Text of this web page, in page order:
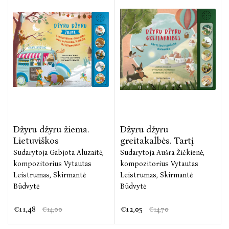
Džyru džyru žiema.
Lietuviškos
Sudarytoja Gabjota Alūzaitė,
kompozitorius Vytautas
Leistrumas, Skirmantė
Būdvytė
€11,48 €14,00
Džyru džyru
greitakalbės. Tartį
Sudarytoja Aušra Žičkienė,
kompozitorius Vytautas
Leistrumas, Skirmantė
Būdvytė
€12,05 €14,70